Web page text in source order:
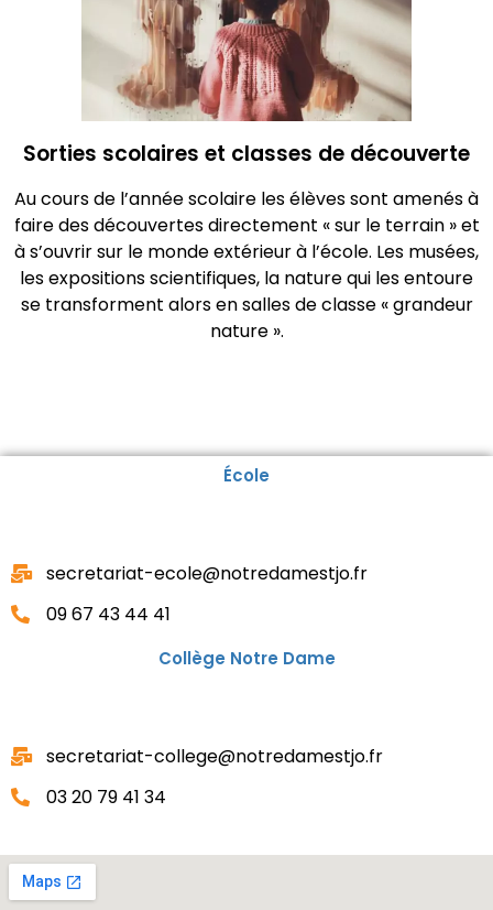
Sorties scolaires et classes de découverte
Au cours de l’année scolaire les élèves sont amenés à
faire des découvertes directement « sur le terrain » et
à s’ouvrir sur le monde extérieur à l’école. Les musées,
les expositions scientifiques, la nature qui les entoure
se transforment alors en salles de classe « grandeur
nature ».
École
secretariat-ecole@notredamestjo.fr
09 67 43 44 41
Collège Notre Dame
secretariat-college@notredamestjo.fr
03 20 79 41 34